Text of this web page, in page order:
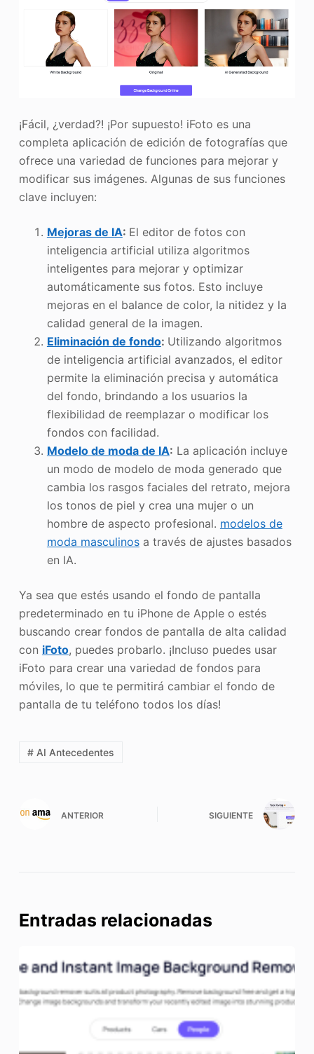
¡Fácil, ¿verdad?! ¡Por supuesto! iFoto es una
completa aplicación de edición de fotografías que
ofrece una variedad de funciones para mejorar y
modificar sus imágenes. Algunas de sus funciones
clave incluyen:
Mejoras de IA: El editor de fotos con
inteligencia artificial utiliza algoritmos
inteligentes para mejorar y optimizar
automáticamente sus fotos. Esto incluye
mejoras en el balance de color, la nitidez y la
calidad general de la imagen.
Eliminación de fondo: Utilizando algoritmos
de inteligencia artificial avanzados, el editor
permite la eliminación precisa y automática
del fondo, brindando a los usuarios la
flexibilidad de reemplazar o modificar los
fondos con facilidad.
Modelo de moda de IA: La aplicación incluye
un modo de modelo de moda generado que
cambia los rasgos faciales del retrato, mejora
los tonos de piel y crea una mujer o un
hombre de aspecto profesional. modelos de
moda masculinosa través de ajustes basados
en IA.
Ya sea que estés usando el fondo de pantalla
predeterminado en tu iPhone de Apple o estés
buscando crear fondos de pantalla de alta calidad
con iFoto, puedes probarlo. ¡Incluso puedes usar
iFoto para crear una variedad de fondos para
móviles, lo que te permitirá cambiar el fondo de
pantalla de tu teléfono todos los días!
# AI Antecedentes
ANTERIOR SIGUIENTE
Entradas relacionadas